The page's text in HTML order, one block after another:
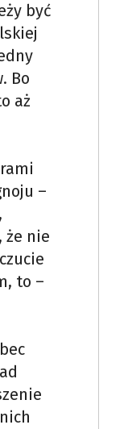
być
Bo
aż
–
że nie
to –